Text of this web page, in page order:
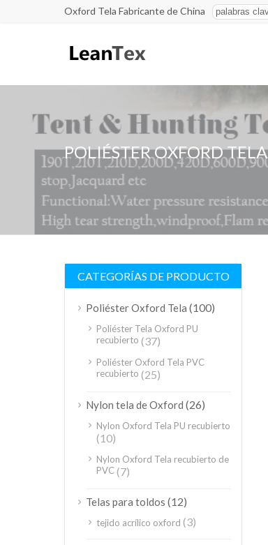
Oxford Tela Fabricante de China
POLIÉSTER OXFORD TELA
CATEGORÍAS DE PRODUCTO
Poliéster Oxford Tela (100)
Poliéster Tela Oxford PU
recubierto (37)
Poliéster Oxford Tela PVC
recubierto (25)
Nylon tela de Oxford (26)
Nylon Oxford Tela PU recubierto
(10)
Nylon Oxford Tela recubierto de
PVC(7)
Telas para toldos (12)
tejido acrílico oxford (3)